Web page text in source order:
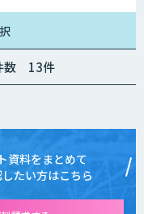
数 13件
資料をまとめて
たい方はこちら